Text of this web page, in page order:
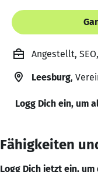
Angestellt,
Leesburg,
Logg Dich ein, um
Fähigkeiten
Logg Dich jetzt ein,